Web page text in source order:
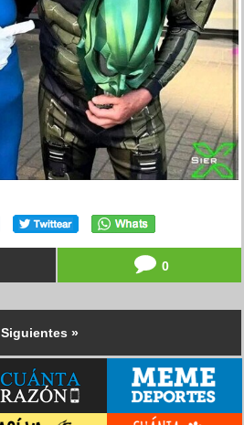
0
Siguientes »